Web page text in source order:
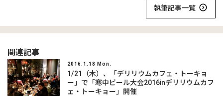
執筆記事一覧
関連記事
2016.1.18 Mon.
1/21（木）、「デリリウムカフェ・トーキョ
ー」で「寒中ビール大会2016inデリリウムカフ
ェ・トーキョー」開催